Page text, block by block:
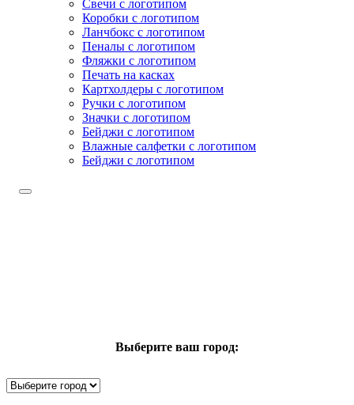
Свечи с логотипом
Коробки с логотипом
Ланчбокс с логотипом
Пеналы с логотипом
Фляжки с логотипом
Печать на касках
Картхолдеры с логотипом
Ручки с логотипом
Значки с логотипом
Бейджи с логотипом
Влажные салфетки с логотипом
Бейджи с логотипом
Выберите ваш город: